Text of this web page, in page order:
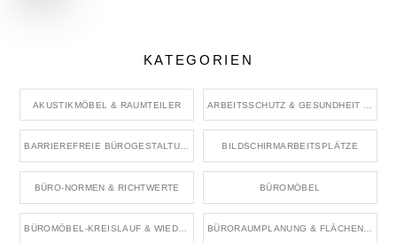
KATEGORIEN
AKUSTIKMÖBEL & RAUMTEILER
BARRIEREFREIE BÜROGESTALTUNG BILDSCHIRMARBEITSPLÄTZE
BÜRO-NORMEN & RICHTWERTE BÜROMÖBEL
BÜROMÖBEL-KREISLAUF & WIEDERVERWENDUNG BÜRORAUMPLANUNG & FLÄCHENKONZEPTE